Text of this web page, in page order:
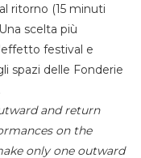
ritorno (15 minuti
scelta più
festival e
spazi delle Fonderie
and return
on the
only one outward